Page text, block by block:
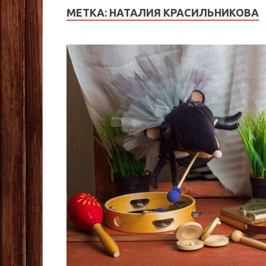
МЕТКА: НАТАЛИЯ КРАСИЛЬНИКОВА